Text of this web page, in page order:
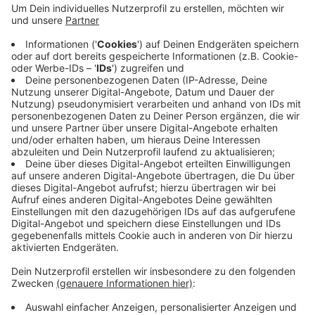
dem an der Münzstraße zusammengelegt. Das
eine Annahmestelle für Schadstoffe aus
Privathaushalten. Insgesamt gibt es vier
Recyclinghöfe in Wuppertal. Ab kommenden Jahr
gelten für alle einheitliche Öffnungszeiten von
dienstags bis samstags.
Veröffentlicht:Dienstag, 21.12.2021 06:04
Anzeige